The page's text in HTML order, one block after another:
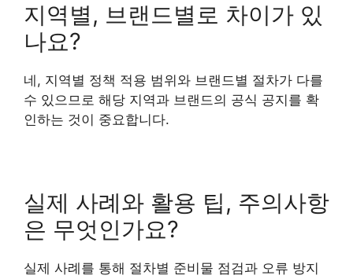
지역별, 브랜드별로 차이가 있
나요?
네, 지역별 정책 적용 범위와 브랜드별 절차가 다를
수 있으므로 해당 지역과 브랜드의 공식 공지를 확
인하는 것이 중요합니다.
실제 사례와 활용 팁, 주의사항
은 무엇인가요?
실제 사례를 통해 절차별 준비물 점검과 오류 방지